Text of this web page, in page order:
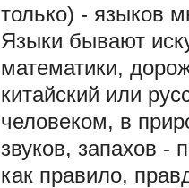
только) - языков
Языки бывают
математики,
китайский или
человеком, в
звуков, запахов -
как правило,